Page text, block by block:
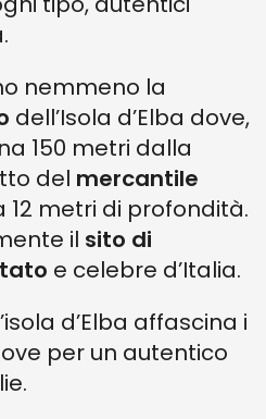
nemmeno la
dell’Isola d’Elba dove,
150 metri dalla
del mercantile
metri di profondità.
il sito di
e celebre d’Italia.
d’Elba affascina i
per un autentico